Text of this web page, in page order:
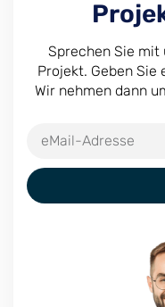
Sprechen Sie mit
Projekt. Geben Sie
Wir nehmen dann